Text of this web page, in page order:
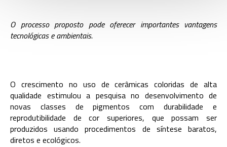
O processo proposto pode oferecer importantes vantagens
tecnológicas e ambientais.
O crescimento no uso de cerâmicas coloridas de alta
qualidade estimulou a pesquisa no desenvolvimento de
novas classes de pigmentos com durabilidade e
reprodutibilidade de cor superiores, que possam ser
produzidos usando procedimentos de síntese baratos,
diretos e ecológicos.